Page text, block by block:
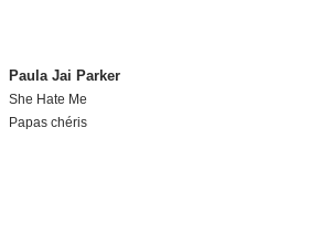
Paula Jai Parker
She Hate Me
Papas chéris